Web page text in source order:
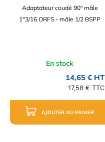
Adaptateur coudé 90° mâle
1"3/16 ORFS - mâle 1/2 BSPP
En stock
14,65 € HT
17,58 € TTC
AJOUTER AU PANIER